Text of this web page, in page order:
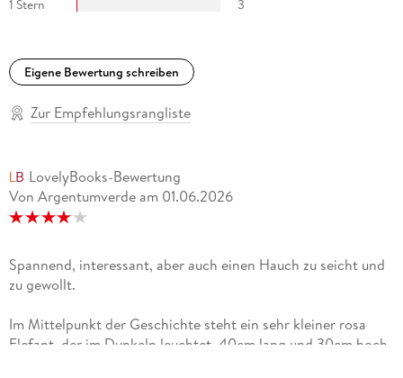
1 Stern
3
Eigene Bewertung schreiben
Zur Empfehlungsrangliste
LovelyBooks-Bewertung
Von Argentumverde am 01.06.2026
Spannend, interessant, aber auch einen Hauch zu seicht und
zu gewollt.
Im Mittelpunkt der Geschichte steht ein sehr kleiner rosa
Elefant, der im Dunkeln leuchtet, 40cm lang und 30cm hoch.